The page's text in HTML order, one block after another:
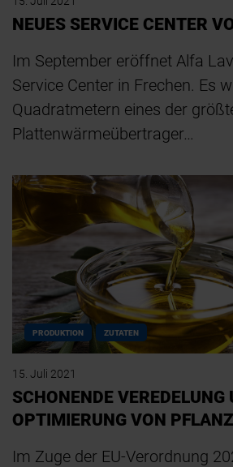
NEUES SERVICE CENTER
Im September eröffnet Alfa
Service Center in Frechen. Es
Quadratmetern eines der
Plattenwärmeübertrager…
PRODUKTION ZUTATEN
15. Juli 2021
SCHONENDE VEREDELUNG
OPTIMIERUNG VON
Im Zuge der EU-Verordnung